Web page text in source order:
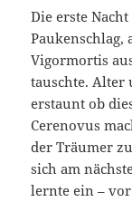
Die erste
Paukenschlag,
Vigormortis
tauschte. Alter
erstaunt ob
Cerenovus
der Träumer
sich am
lernte ein –